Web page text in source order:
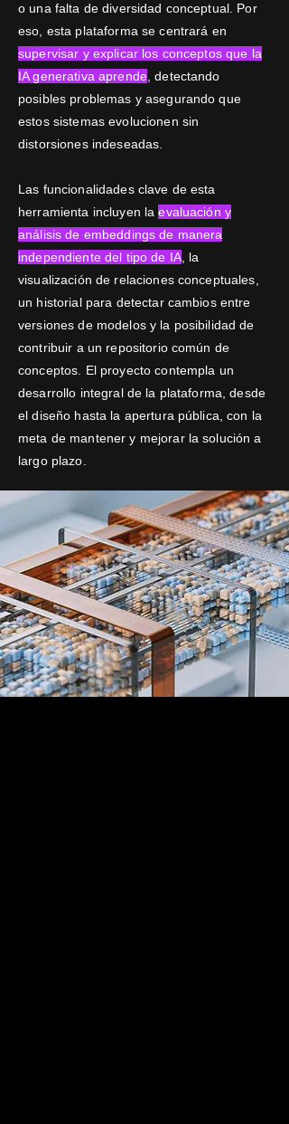
o una falta de diversidad conceptual. Por
eso, esta plataforma se centrará en
supervisar y explicar los conceptos que la
IA generativa aprende, detectando
posibles problemas y asegurando que
estos sistemas evolucionen sin
distorsiones indeseadas.
Las funcionalidades clave de esta
herramienta incluyen laevaluación y
análisis de embeddings de manera
independiente del tipo de IA, la
visualización de relaciones conceptuales,
un historial para detectar cambios entre
versiones de modelos y la posibilidad de
contribuir a un repositorio común de
conceptos. El proyecto contempla un
desarrollo integral de la plataforma, desde
el diseño hasta la apertura pública, con la
meta de mantener y mejorar la solución a
largo plazo.